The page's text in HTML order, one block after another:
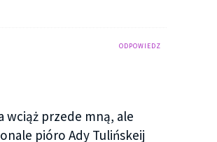
ODPOWIEDZ
wciąż przede mną, ale
pióro Ady Tulińskeij